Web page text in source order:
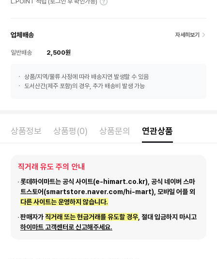
업체배송 자세히보기
일반배송 2,500원
상품/지역/물류 사정에 따라 배송지연 발생할 수 있음
도서산간(제주 포함)의 경우, 추가 배송비 발생 가능
상품정보 상품평(0) 상품문의 연관상품
직거래 유도 주의 안내
롯데하이마트는 공식 사이트(e-himart.co.kr), 공식 네이버 스마
트스토어(smartstore.naver.com/hi-mart), 모바일 어플 외
다른 사이트는 운영하지 않습니다.
판매자가직거래 또는 현금거래를 유도할 경우 , 절대 입금하지 마시고
하이마트 고객센터로 신고해주세요.